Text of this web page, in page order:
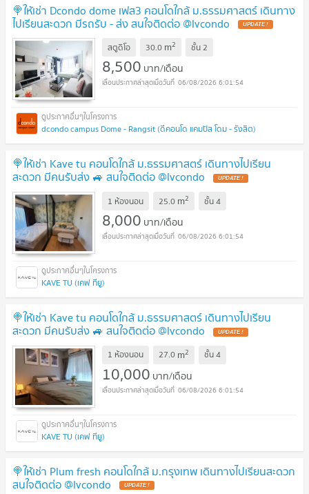
🍭ให้เช่า Dcondo dome เฟส3 คอนโดใกล้ ม.ธรรมศาสตร์ เดินทาง
ไปเรียนสะดวก มีรถรับ - ส่ง สนใจติดต่อ @lvcondo
สตูดิโอ 30.0 m2 ชั้น2
8,500 บาท/เดือน
06/08/2026 6:01:54
dcondo campus Dome - Rangsit (ดีคอนโด แคมปัส โดม - รังสิต)
🍭ให้เช่า Kave tu คอนโดใกล้ ม.ธรรมศาสตร์ เดินทางไปเรียน
สะดวก มีคนรับส่ง 🚙 สนใจติดต่อ @lvcondo
1 ห้องนอน 25.0 m2 ชั้น4
8,000 บาท/เดือน
06/08/2026 6:01:54
KAVE TU (เคฟ ทียู)
🍭ให้เช่า Kave tu คอนโดใกล้ ม.ธรรมศาสตร์ เดินทางไปเรียน
สะดวก มีคนรับส่ง 🚙 สนใจติดต่อ @lvcondo
1 ห้องนอน 27.0 m2 ชั้น4
10,000 บาท/เดือน
06/08/2026 6:01:54
KAVE TU (เคฟ ทียู)
🍭ให้เช่า Plum fresh คอนโดใกล้ ม.กรุงเทพ เดินทางไปเรียนสะดวก
สนใจติดต่อ @lvcondo